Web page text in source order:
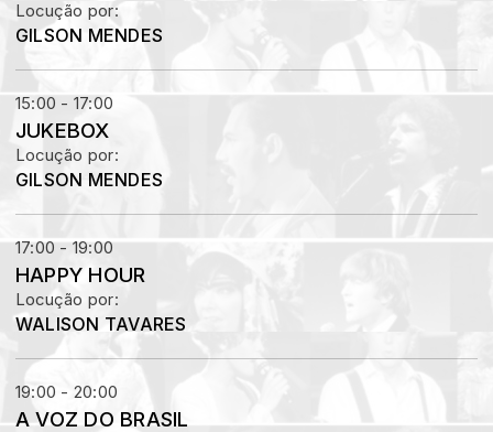
Locução por:
GILSON MENDES
15:00 - 17:00
JUKEBOX
Locução por:
GILSON MENDES
17:00 - 19:00
HAPPY HOUR
Locução por:
WALISON TAVARES
19:00 - 20:00
A VOZ DO BRASIL